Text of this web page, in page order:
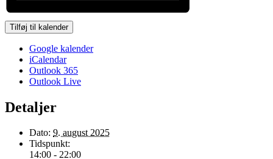
Tilføj til kalender
Google kalender
iCalendar
Outlook 365
Outlook Live
Detaljer
Dato: 9. august 2025
Tidspunkt:
14:00 - 22:00